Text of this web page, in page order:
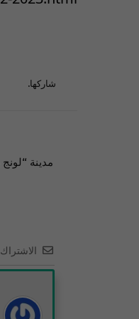
شاركها.
مدينة
الاشتراك